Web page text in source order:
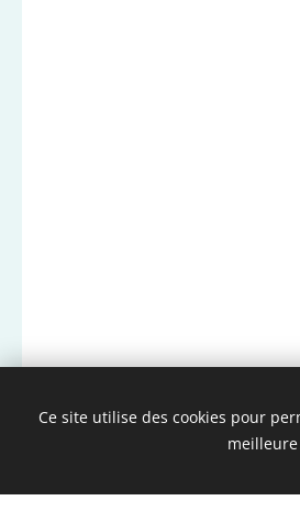
Ce site utilise des cookies pour